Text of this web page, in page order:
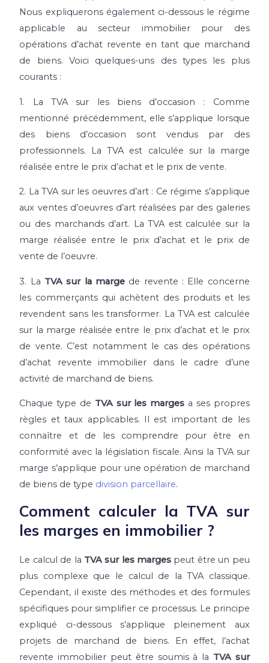
Nous expliquerons également ci-dessous le régime
applicable au secteur immobilier pour des
opérations d’achat revente en tant que marchand
de biens. Voici quelques-uns des types les plus
courants :
1. La TVA sur les biens d’occasion : Comme
mentionné précédemment, elle s’applique lorsque
des biens d’occasion sont vendus par des
professionnels. La TVA est calculée sur la marge
réalisée entre le prix d’achat et le prix de vente.
2. La TVA sur les oeuvres d’art : Ce régime s’applique
aux ventes d’oeuvres d’art réalisées par des galeries
ou des marchands d’art. La TVA est calculée sur la
marge réalisée entre le prix d’achat et le prix de
vente de l’oeuvre.
3. La TVA sur la marge de revente : Elle concerne
les commerçants qui achètent des produits et les
revendent sans les transformer. La TVA est calculée
sur la marge réalisée entre le prix d’achat et le prix
de vente. C’est notamment le cas des opérations
d’achat revente immobilier dans le cadre d’une
activité de marchand de biens.
Chaque type de TVA sur les marges a ses propres
règles et taux applicables. Il est important de les
connaître et de les comprendre pour être en
conformité avec la législation fiscale. Ainsi la TVA sur
marge s’applique pour une opération de marchand
de biens de type division parcellaire.
Comment calculer la TVA sur
les marges en immobilier ?
Le calcul de la TVA sur les marges peut être un peu
plus complexe que le calcul de la TVA classique.
Cependant, il existe des méthodes et des formules
spécifiques pour simplifier ce processus. Le principe
expliqué ci-dessous s’applique pleinement aux
projets de marchand de biens. En effet, l’achat
revente immobilier peut être soumis à la TVA sur